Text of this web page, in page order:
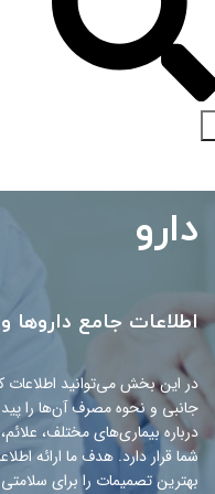
دارو
اطلاعات جامع داروها
در این بخش می‌توانید اطلاعات
جانبی و نحوه مصرف آن‌ها را
درباره بیماری‌های مختلف،
شما قرار دارد. هدف ما ارائه
بهترین تصمیمات را برای